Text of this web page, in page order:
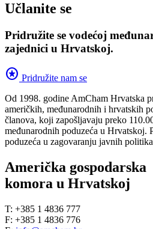
Učlanite se
Pridružite se vodećoj
zajednici u Hrvatskoj.
stars Pridružite nam se
Od 1998. godine AmCham Hrvatska
američkih, međunarodnih i hrvatskih
članova, koji zapošljavaju preko
međunarodnih poduzeća u Hrvatskoj.
poduzeća u zagovaranju javnih
Američka gospodarska
komora u Hrvatskoj
T: +385 1 4836 777
F: +385 1 4836 776